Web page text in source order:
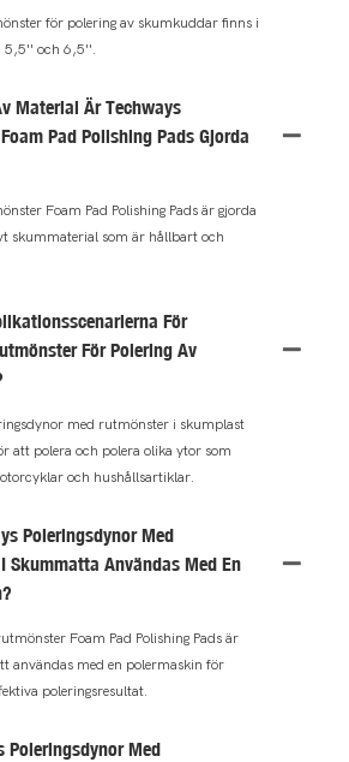
för polering av skumkuddar finns i
5,5'' och 6,5''.
Material Är Techways
Pad Polishing Pads Gjorda
Foam Pad Polishing Pads är gjorda
skummaterial som är hållbart och
För
För Polering Av
med rutmönster i skumplast
att polera och polera olika ytor som
och hushållsartiklar.
Poleringsdynor Med
Skummatta Användas Med En
Foam Pad Polishing Pads är
användas med en polermaskin för
poleringsresultat.
Poleringsdynor Med